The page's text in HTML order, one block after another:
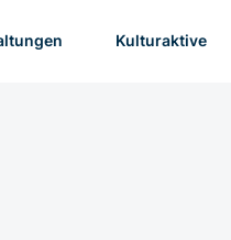
Kulturaktive